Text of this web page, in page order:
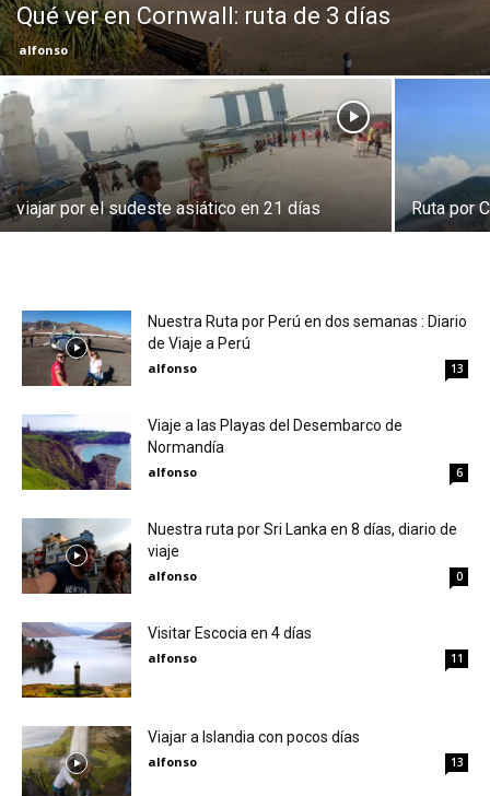
Qué ver en Cornwall: ruta de 3 días
alfonso
viajar por el sudeste asiático en 21 días Ruta por
Nuestra Ruta por Perú en dos semanas : Diario
de Viaje a Perú
alfonso 13
Viaje a las Playas del Desembarco de
Normandía
alfonso 6
Nuestra ruta por Sri Lanka en 8 días, diario de
viaje
alfonso 0
Visitar Escocia en 4 días
alfonso 11
Viajar a Islandia con pocos días
alfonso 13